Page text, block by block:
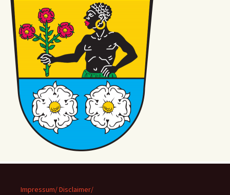
Impressum/ Disclaimer/